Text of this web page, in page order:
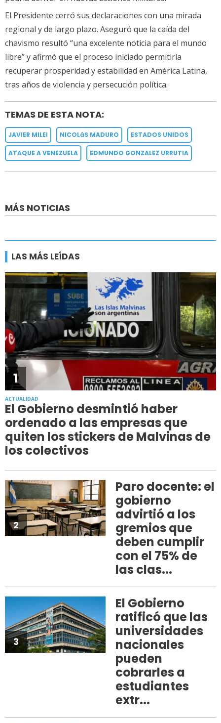
El Presidente cerró sus declaraciones con una mirada
regional y de largo plazo. Aseguró que la caída del
chavismo resultó “una excelente noticia para el mundo
libre” y afirmó que el proceso iniciado permitiría
recuperar prosperidad y estabilidad en América Latina,
tras años de violencia y persecución política.
TEMAS DE ESTA NOTA:
JAVIER MILEI NICOLáS MADURO ESTADOS UNIDOS
ATAQUE A VENEZUELA EDMUNDO GONZALEZ URRUTIA
MÁS NOTICIAS
LAS MÁS LEÍDAS
1
ACTUALIDAD
El Gobierno desmintió haber
ordenado a las empresas que
quiten los stickers de Malvinas de
los colectivos
2
Paro docente: el
gobierno
advirtió a los
gremios que
deben cumplir
con el 75% de
las clas...
3
El Gobierno
ratificó que las
universidades
nacionales
pueden
cobrarles a
estudiantes
extr...